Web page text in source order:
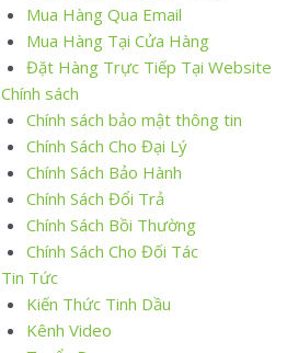
Mua Hàng Qua Email
Mua Hàng Tại Cửa Hàng
Đặt Hàng Trực Tiếp Tại Website
Chính sách
Chính sách bảo mật thông tin
Chính Sách Cho Đại Lý
Chính Sách Bảo Hành
Chính Sách Đổi Trả
Chính Sách Bồi Thường
Chính Sách Cho Đối Tác
Tin Tức
Kiến Thức Tinh Dầu
Kênh Video